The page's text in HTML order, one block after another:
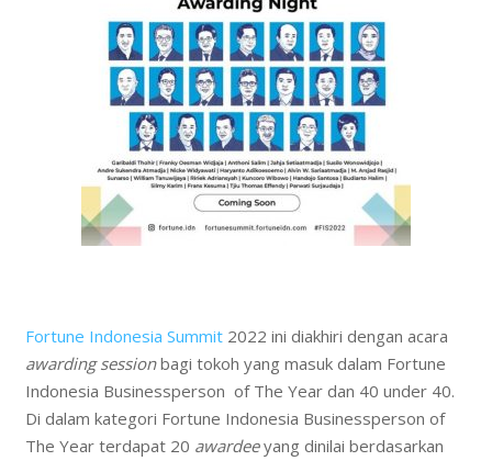
Fortune Indonesia Summit2022 ini diakhiri dengan acara
awarding sessionbagi tokoh yang masuk dalam Fortune
Indonesia Businessperson of The Year dan 40 under 40.
Di dalam kategori Fortune Indonesia Businessperson of
The Year terdapat 20 awardeeyang dinilai berdasarkan